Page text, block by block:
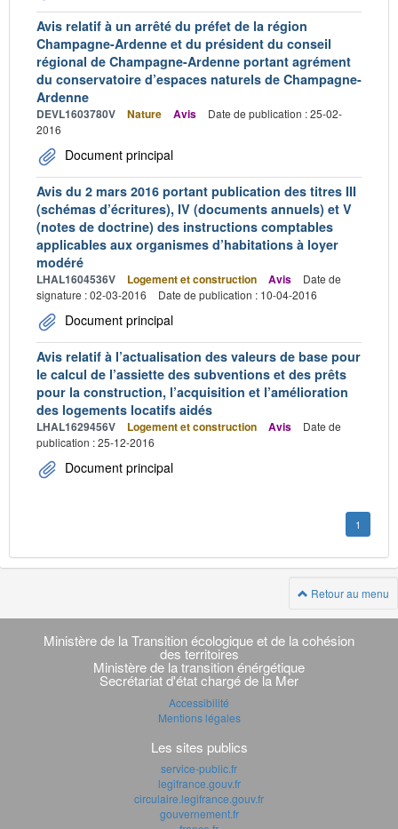
Avis relatif à un arrêté du préfet de la région
Champagne-Ardenne et du président du conseil
régional de Champagne-Ardenne portant agrément
du conservatoire d’espaces naturels de Champagne-
Ardenne
DEVL1603780V Nature Avis
Date de publication : 25-02-
2016
Document principal
Avis du 2 mars 2016 portant publication des titres III
(schémas d’écritures), IV (documents annuels) et V
(notes de doctrine) des instructions comptables
applicables aux organismes d’habitations à loyer
modéré
LHAL1604536V Logement et construction Avis
Date de
signature : 02-03-2016
Date de publication : 10-04-2016
Document principal
Avis relatif à l’actualisation des valeurs de base pour
le calcul de l’assiette des subventions et des prêts
pour la construction, l’acquisition et l’amélioration
des logements locatifs aidés
LHAL1629456V Logement et construction Avis
Date de
publication : 25-12-2016
Document principal
1
Retour au menu
Navigation
transverse
Ministère de la Transition écologique et de la cohésion
des territoires
Ministère de la transition énérgétique
Secrétariat d'état chargé de la Mer
Accessibilité
Mentions légales
Les sites publics
service-public.fr
legifrance.gouv.fr
circulaire.legifrance.gouv.fr
gouvernement.fr